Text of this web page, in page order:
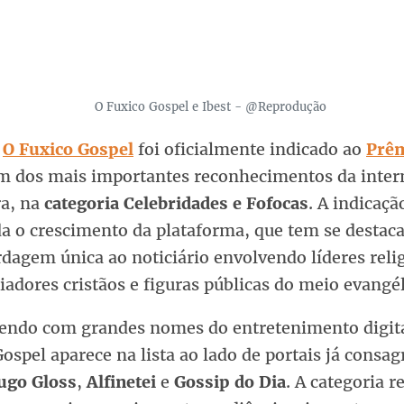
O Fuxico Gospel e Ibest - @Reprodução
O Fuxico Gospel foi oficialmente indicado ao
dos mais importantes reconhecimentos da
na categoria Celebridades e Fofocas. A
o crescimento da plataforma, que tem se
única ao noticiário envolvendo líderes
cristãos e figuras públicas do meio
com grandes nomes do entretenimento
aparece na lista ao lado de portais já
Gloss, Alfinetei e Gossip do Dia. A categoria